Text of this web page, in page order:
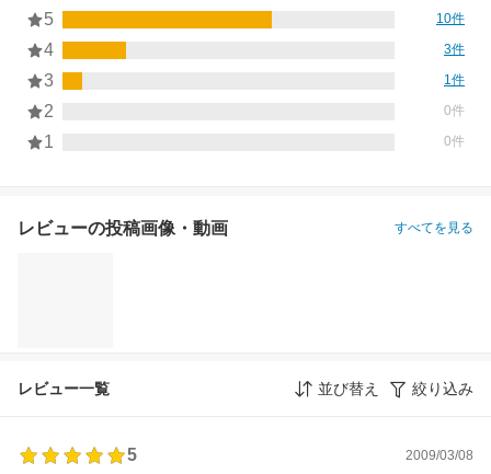
5 10件
4 3件
3 1件
2 0件
1 0件
レビューの投稿画像・動画 すべてを見る
レビュー一覧 並び替え 絞り込み
5
2009/03/08